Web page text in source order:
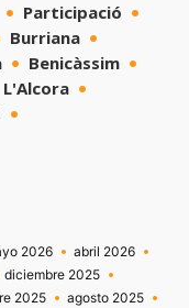
Participació
Burriana
Benicàssim
L'Alcora
2026
abril 2026
diciembre 2025
2025
agosto 2025